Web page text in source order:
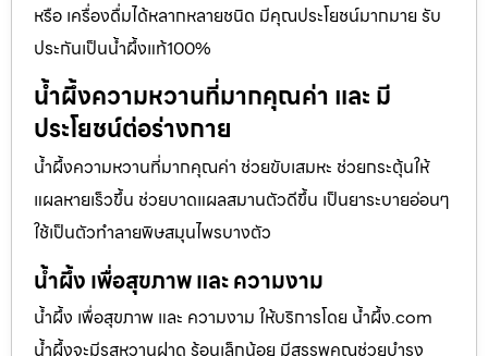
หรือ เครื่องดื่มได้หลากหลายชนิด มีคุณประโยชน์มากมาย รับ
ประกันเป็นน้ำผึ้งแท้100%
น้ำผึ้งความหวานที่มากคุณค่า และ มี
ประโยชน์ต่อร่างกาย
น้ำผึ้งความหวานที่มากคุณค่า ช่วยขับเสมหะ ช่วยกระตุ้นให้
แผลหายเร็วขึ้น ช่วยบาดแผลสมานตัวดีขึ้น เป็นยาระบายอ่อนๆ
ใช้เป็นตัวทำลายพิษสมุนไพรบางตัว
น้ำผึ้ง เพื่อสุขภาพ และ ความงาม
น้ำผึ้ง เพื่อสุขภาพ และ ความงาม ให้บริการโดย น้ำผึ้ง.com
น้ำผึ้งจะมีรสหวานฝาด ร้อนเล็กน้อย มีสรรพคุณช่วยบำรุง